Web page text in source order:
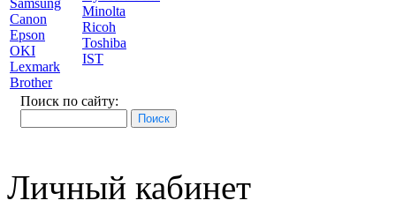
Canon
Epson
OKI
Lexmark
Brother
Minolta
Ricoh
Toshiba
IST
Поиск по сайту:
Личный кабинет